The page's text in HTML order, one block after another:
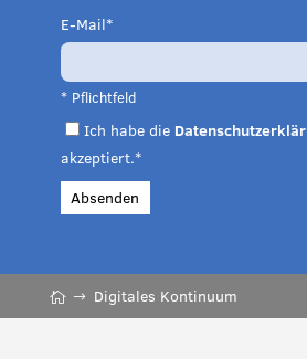
E-Mail
* Pflichtfeld
Ich habe die
akzeptiert.*
Absenden
Digitales Kontinuum